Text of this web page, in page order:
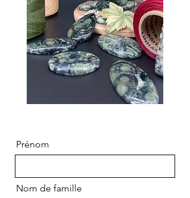
Prénom
Nom de famille